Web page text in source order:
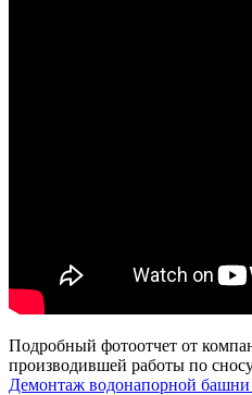
Подробный фотоотчет от
производившей работы по
Демонтаж водонапорной башни